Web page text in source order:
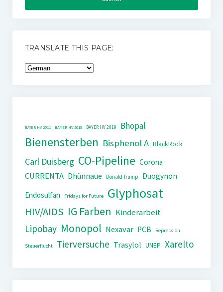
TRANSLATE THIS PAGE:
BAYER HV 2011 BAYER HV 2018 BAYER HV 2019 Bhopal
Bienensterben Bisphenol A BlackRock
Carl Duisberg CO-Pipeline Corona
CURRENTA Dhünnaue Donald Trump
Duogynon
Endosulfan
Fridays for Future Glyphosat
HIV/AIDS IG Farben Kinderarbeit
Lipobay Monopol Nexavar PCB Repression
Steuerflucht Tierversuche Trasylol UNEP Xarelto